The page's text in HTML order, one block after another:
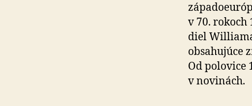
v 70. rokoch
diel
obsahujúce
Od polovice
v novinách.